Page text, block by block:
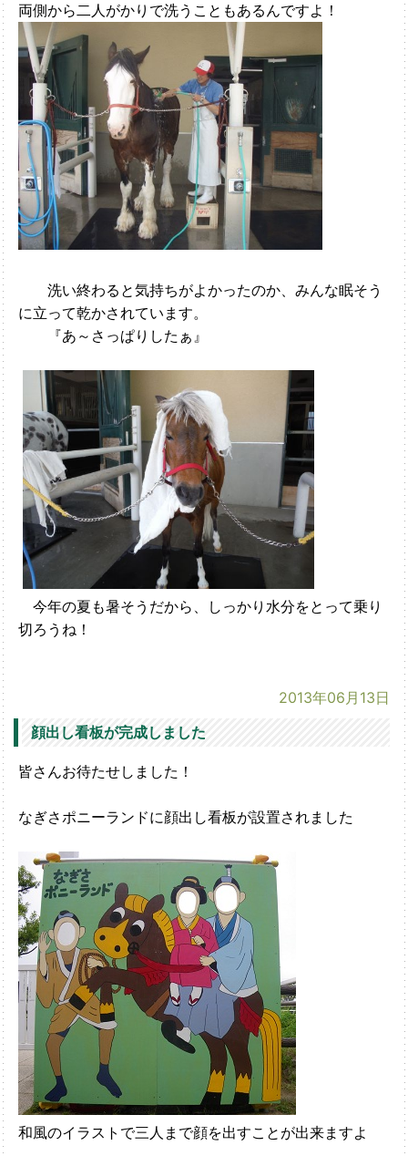
両側から二人がかりで洗うこともあるんですよ！
洗い終わると気持ちがよかったのか、みんな眠そう
に立って乾かされています。
『あ～さっぱりしたぁ』
今年の夏も暑そうだから、しっかり水分をとって乗り
切ろうね！
2013年06月13日
顔出し看板が完成しました
皆さんお待たせしました！
なぎさポニーランドに顔出し看板が設置されました
和風のイラストで三人まで顔を出すことが出来ますよ